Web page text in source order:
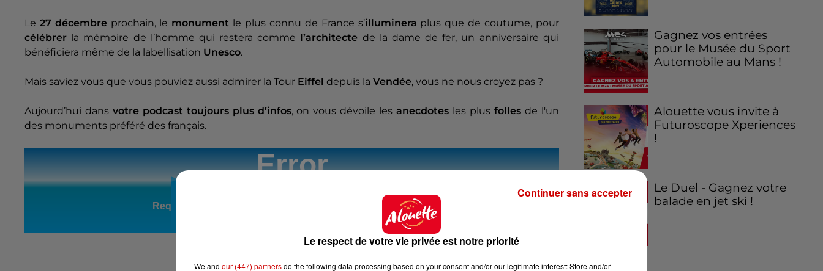
Le 27 décembreprochain, le monument le plus connu de France s’illuminera plus que de coutume, pour
célébrer la mémoire de l’homme qui restera comme l’architecte de la dame de fer, un anniversaire qui
bénéficiera même de la labellisation Unesco.
Mais saviez vous que vous pouviez aussi admirer la Tour Eiffel depuis la Vendée, vous ne nous croyez pas ?
Aujourd’hui dans votre podcast toujours plus d’infos, on vous dévoile lesanecdotes les plus follesde l'un
des monuments préféré des français.
Gagnez vos entrées
pour le Musée du Sport
Automobile au Mans !
Alouette vous invite à
Futuroscope Xperiences
!
Le Duel - Gagnez votre
balade en jet ski !
Le respect de votre vie privée est notre priorité
We and our (447) partnersdo the following data processing based on your consent and/or our legitimate interest: Store and/or
Continuer sans accepter